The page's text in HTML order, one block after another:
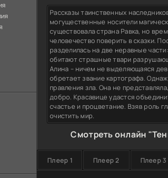
Рассказы таинственных
могущественные носители
существовала страна Равка, но
человечество поверить в сказки.
разделилась на две неравные
обитают страшные твари
Алина – ничем не выделяющаяся
обретает звание картографа.
правления зла. Она не
добро. Красавице удастся
счастье и процветание. Взяв роль
очистить мир.
Смотреть онлайн
Плеер 1 Плеер 2 Плеер 3